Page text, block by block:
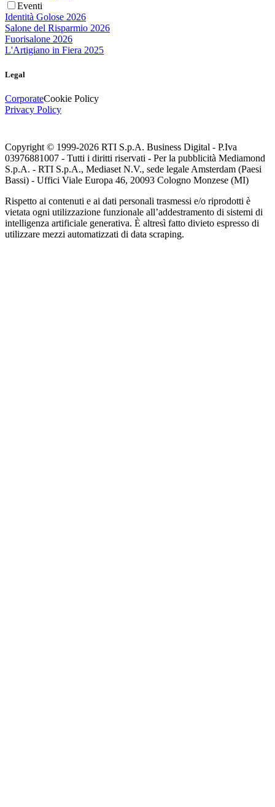
Eventi
Identità Golose 2026
Salone del Risparmio 2026
Fuorisalone 2026
L'Artigiano in Fiera 2025
Legal
CorporateCookie Policy
Privacy Policy
Copyright © 1999-2026 RTI S.p.A. Business Digital - P.Iva
03976881007 - Tutti i diritti riservati - Per la pubblicità Mediamond
S.p.A. - RTI S.p.A., Mediaset N.V., sede legale Amsterdam (Paesi
Bassi) - Uffici Viale Europa 46, 20093 Cologno Monzese (MI)
Rispetto ai contenuti e ai dati personali trasmessi e/o riprodotti è
vietata ogni utilizzazione funzionale all’addestramento di sistemi di
intelligenza artificiale generativa. È altresì fatto divieto espresso di
utilizzare mezzi automatizzati di data scraping.